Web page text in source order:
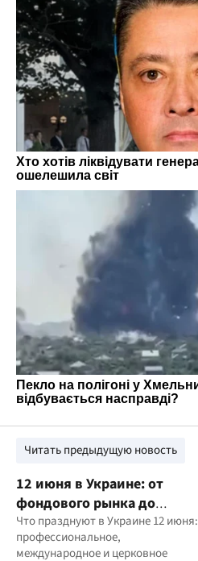
Читать предыдущую новость
12 июня в Украине: от
фондового рынка до
борьбы с детским трудом
Что празднуют в Украине 12 июня:
профессиональное,
международное и церковное